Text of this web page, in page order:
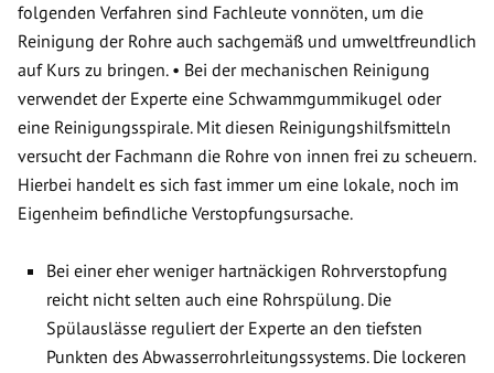
folgenden Verfahren sind Fachleute vonnöten, um die
Reinigung der Rohre auch sachgemäß und umweltfreundlich
auf Kurs zu bringen. • Bei der mechanischen Reinigung
verwendet der Experte eine Schwammgummikugel oder
eine Reinigungsspirale. Mit diesen Reinigungshilfsmitteln
versucht der Fachmann die Rohre von innen frei zu scheuern.
Hierbei handelt es sich fast immer um eine lokale, noch im
Eigenheim befindliche Verstopfungsursache.
Bei einer eher weniger hartnäckigen Rohrverstopfung
reicht nicht selten auch eine Rohrspülung. Die
Spülauslässe reguliert der Experte an den tiefsten
Punkten des Abwasserrohrleitungssystems. Die lockeren